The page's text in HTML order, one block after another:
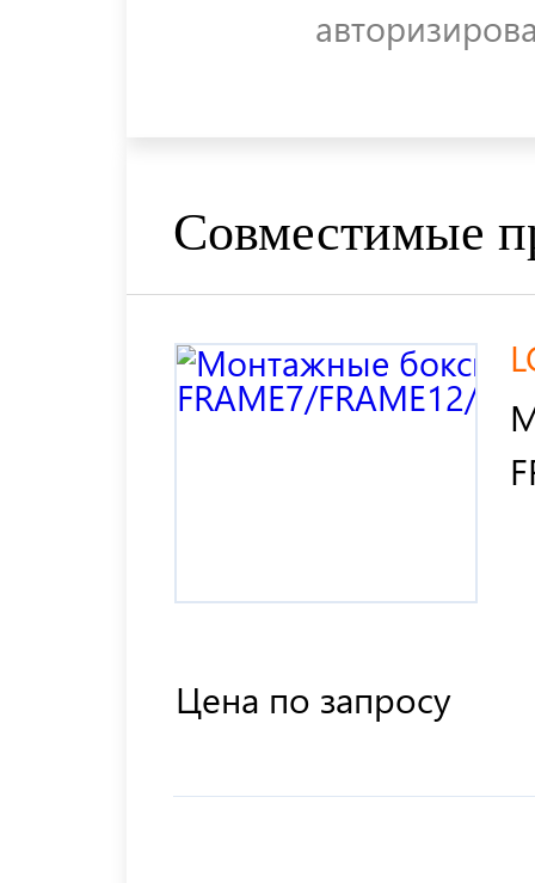
Совместимые
Цена по запросу